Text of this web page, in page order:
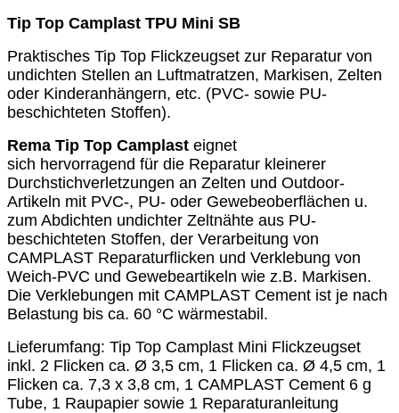
Tip Top Camplast TPU Mini SB
Praktisches Tip Top Flickzeugset zur Reparatur von
undichten Stellen an Luftmatratzen, Markisen, Zelten
oder Kinderanhängern, etc. (PVC- sowie PU-
beschichteten Stoffen).
Rema Tip Top Camplast eignet
sich hervorragend für die Reparatur kleinerer
Durchstichverletzungen an Zelten und Outdoor-
Artikeln mit PVC-, PU- oder Gewebeoberflächen u.
zum Abdichten undichter Zeltnähte aus PU-
beschichteten Stoffen, der Verarbeitung von
CAMPLAST Reparaturflicken und Verklebung von
Weich-PVC und Gewebeartikeln wie z.B. Markisen.
Die Verklebungen mit CAMPLAST Cement ist je nach
Belastung bis ca. 60 °C wärmestabil.
Lieferumfang: Tip Top Camplast Mini Flickzeugset
inkl. 2 Flicken ca. Ø 3,5 cm, 1 Flicken ca. Ø 4,5 cm, 1
Flicken ca. 7,3 x 3,8 cm, 1 CAMPLAST Cement 6 g
Tube, 1 Raupapier sowie 1 Reparaturanleitung